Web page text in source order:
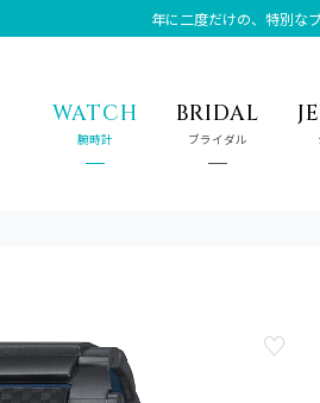
年に二度だけの、特別な
WATCH
腕時計
BRIDAL
ブライダル